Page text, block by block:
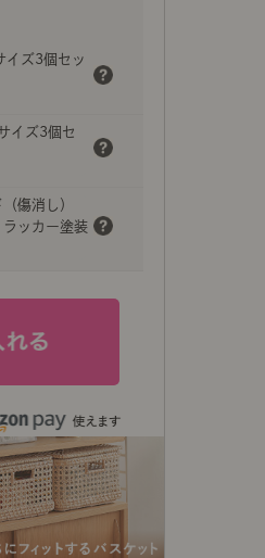
ストを体現するユニットシェル
練された都会的なデザインに仕
イズ3個セッ
イズ3個セ
傷消し）
ラッカー塗装